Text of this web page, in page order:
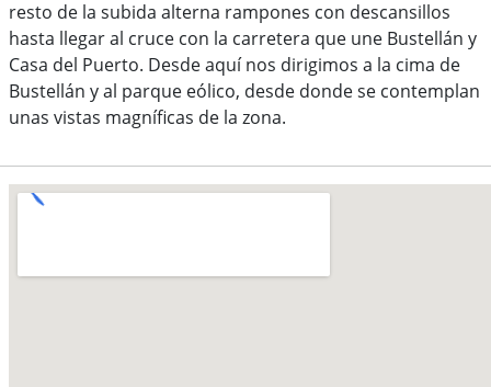
resto de la subida alterna rampones con descansillos
hasta llegar al cruce con la carretera que une Bustellán y
Casa del Puerto. Desde aquí nos dirigimos a la cima de
Bustellán y al parque eólico, desde donde se contemplan
unas vistas magníficas de la zona.